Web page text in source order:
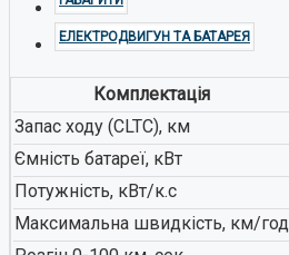
ЕЛЕКТРОДВИГУН ТА БАТАРЕЯ
Комплектація
Запас ходу (CLTC), км
Ємність батареї, кВт
Потужність, кВт/к.с
Максимальна швидкість, км/год